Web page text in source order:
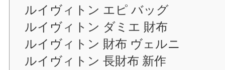
ルイヴィトン エピ バッグ
ルイヴィトン ダミエ 財布
ルイヴィトン 財布 ヴェルニ
ルイヴィトン 長財布 新作